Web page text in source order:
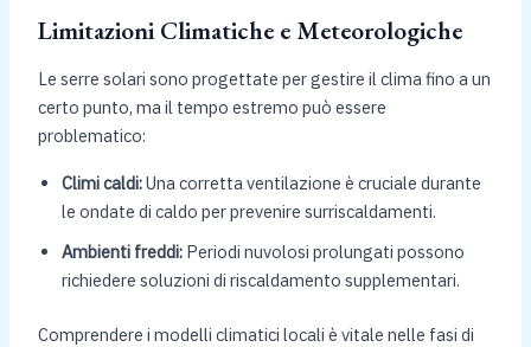
Limitazioni Climatiche e Meteorologiche
Le serre solari sono progettate per gestire il clima fino a un
certo punto, ma il tempo estremo può essere
problematico:
Climi caldi:Una corretta ventilazione è cruciale durante
le ondate di caldo per prevenire surriscaldamenti.
Ambienti freddi:Periodi nuvolosi prolungati possono
richiedere soluzioni di riscaldamento supplementari.
Comprendere i modelli climatici locali è vitale nelle fasi di